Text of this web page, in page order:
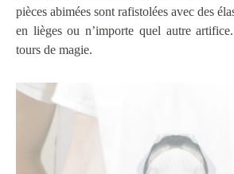
pièces abimées sont rafistolées avec des
en lièges ou n’importe quel autre
tours de magie.